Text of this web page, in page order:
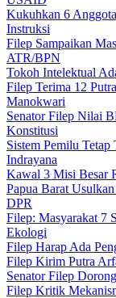
Kukuhkan 6
Instruksi
Filep Sampaikan
ATR/BPN
Tokoh Intelektual
Filep Terima 12
Manokwari
Senator Filep Nilai
Konstitusi
Sistem Pemilu
Indrayana
Kawal 3 Misi Besar
Papua Barat
DPR
Filep: Masyarakat 7
Ekologi
Filep Harap Ada
Filep Kirim Putra
Senator Filep
Filep Kritik